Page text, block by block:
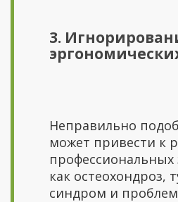
3.
Неправильно
может привести к
профессиональных
как остеохондроз,
синдром и